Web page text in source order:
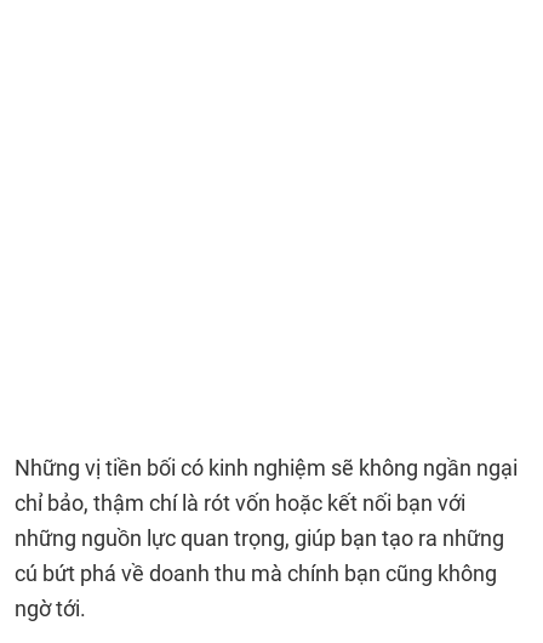
Những vị tiền bối có kinh nghiệm sẽ không ngần ngại
chỉ bảo, thậm chí là rót vốn hoặc kết nối bạn với
những nguồn lực quan trọng, giúp bạn tạo ra những
cú bứt phá về doanh thu mà chính bạn cũng không
ngờ tới.